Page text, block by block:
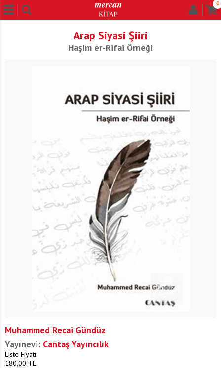
0
Arap Siyasi Şiiri
Haşim er-Rifai Örneği
Muhammed Recai Gündüz
Yayınevi: Cantaş Yayıncılık
Liste Fiyatı:
180,00 TL